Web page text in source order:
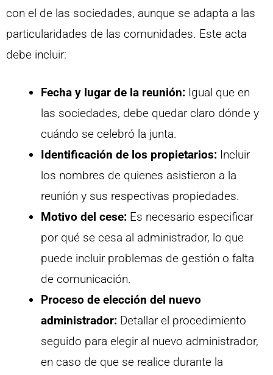
con el de las sociedades, aunque se adapta a las
particularidades de las comunidades. Este acta
debe incluir:
Fecha y lugar de la reunión: Igual que en
las sociedades, debe quedar claro dónde y
cuándo se celebró la junta.
Identificación de los propietarios: Incluir
los nombres de quienes asistieron a la
reunión y sus respectivas propiedades.
Motivo del cese: Es necesario especificar
por qué se cesa al administrador, lo que
puede incluir problemas de gestión o falta
de comunicación.
Proceso de elección del nuevo
administrador: Detallar el procedimiento
seguido para elegir al nuevo administrador,
en caso de que se realice durante la